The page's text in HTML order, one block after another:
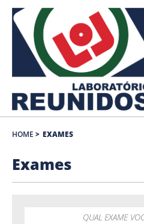
HOME > EXAMES
Exames